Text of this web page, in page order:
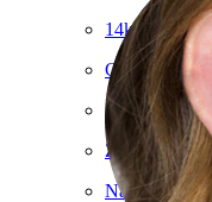
14kt. Gold
Clip-on
Labret
Zunge
Nase